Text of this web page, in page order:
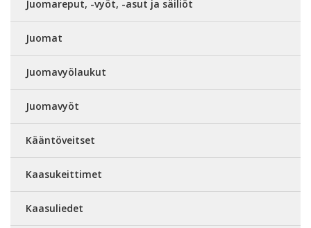
Juomareput, -vyöt, -asut ja säiliöt
Juomat
Juomavyölaukut
Juomavyöt
Kääntöveitset
Kaasukeittimet
Kaasuliedet